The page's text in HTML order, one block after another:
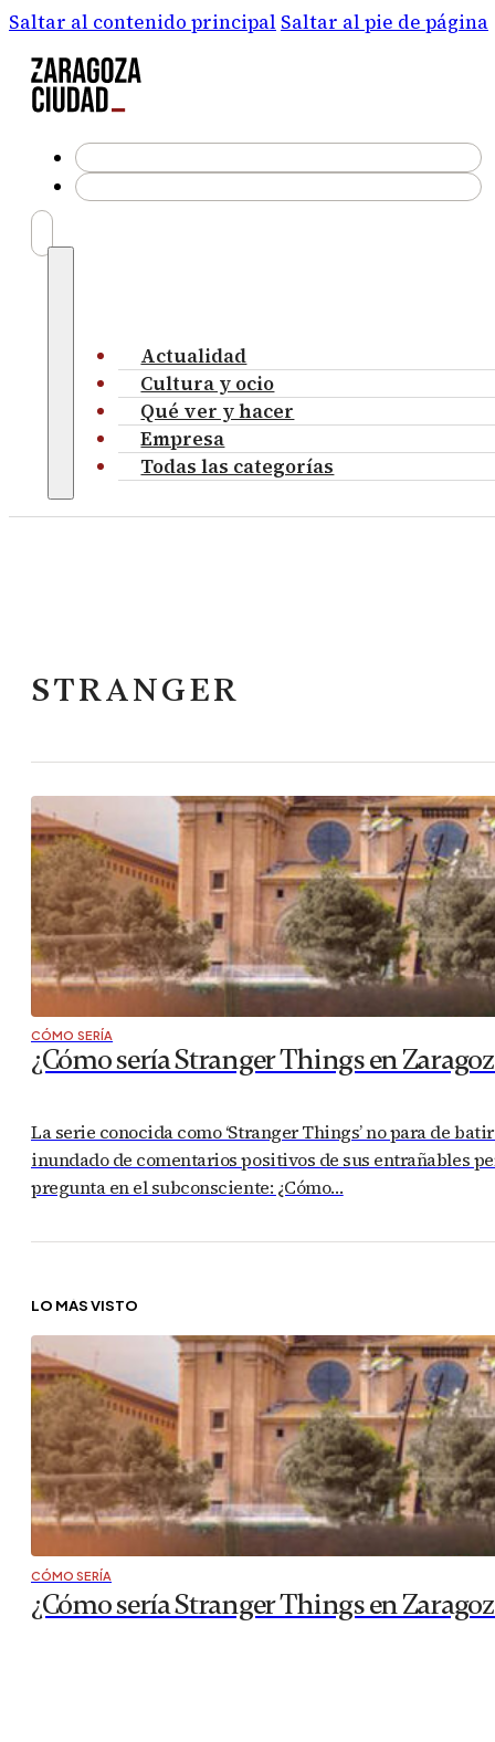
Saltar al contenido principal Saltar al pie de página
Actualidad
Cultura y ocio
Qué ver y hacer
Empresa
Todas las categorías
STRANGER
CÓMO SERÍA
¿Cómo sería Stranger Things en
La serie conocida como ‘Stranger Things’ no para de
inundado de comentarios positivos de sus entrañables
pregunta en el subconsciente: ¿Cómo…
LO MÁS VISTO
CÓMO SERÍA
¿Cómo sería Stranger Things en